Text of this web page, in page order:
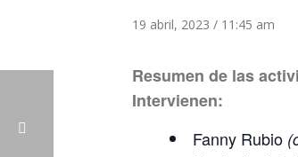
19 abril, 2023 / 11:45 am
Resumen de las
Intervienen:
Fanny Rubio